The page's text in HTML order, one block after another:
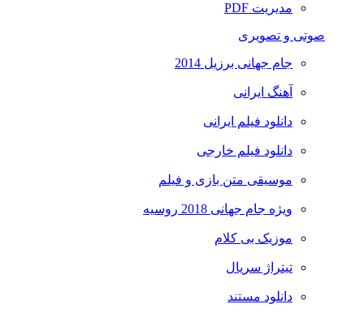
مدیریت PDF
صوتی و تصویری
جام جهانی برزیل 2014
آهنگ ایرانی
دانلود فیلم ایرانی
دانلود فیلم خارجی
موسیقی متن بازی و فیلم
ویژه جام جهانی 2018 روسیه
موزیک بی کلام
تیتراژ سریال
دانلود مستند